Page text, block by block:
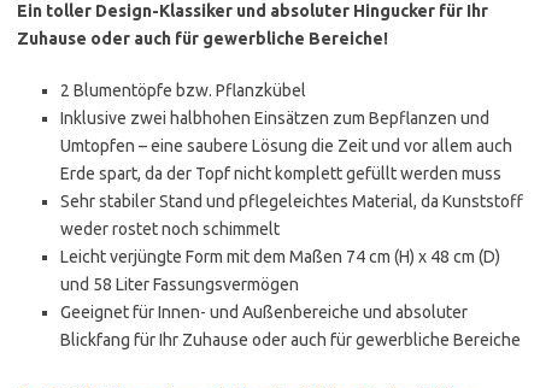
Ein toller Design-Klassiker und absoluter Hingucker für Ihr
Zuhause oder auch für gewerbliche Bereiche!
2 Blumentöpfe bzw. Pflanzkübel
Inklusive zwei halbhohen Einsätzen zum Bepflanzen und
Umtopfen – eine saubere Lösung die Zeit und vor allem auch
Erde spart, da der Topf nicht komplett gefüllt werden muss
Sehr stabiler Stand und pflegeleichtes Material, da Kunststoff
weder rostet noch schimmelt
Leicht verjüngte Form mit dem Maßen 74 cm (H) x 48 cm (D)
und 58 Liter Fassungsvermögen
Geeignet für Innen- und Außenbereiche und absoluter
Blickfang für Ihr Zuhause oder auch für gewerbliche Bereiche